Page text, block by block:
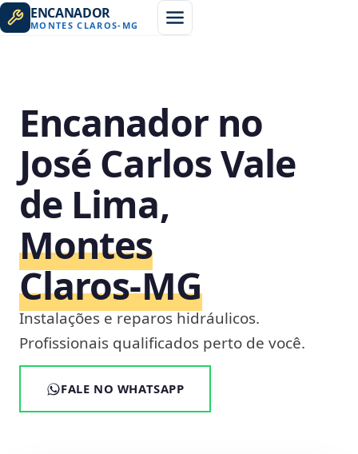
ENCANADOR
MONTES CLAROS- MG
Encanador no
José Carlos Vale
de Lima,
Montes
Claros‑MG
Instalações e reparos hidráulicos.
Profissionais qualificados perto de você.
FALE NO WHATSAPP